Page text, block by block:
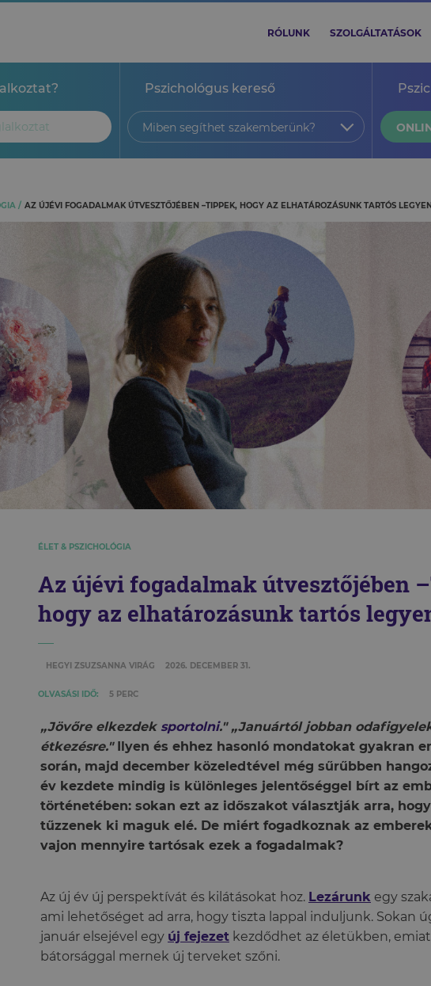
RÓLUNK SZOLGÁLTATÁSOK
Pszichológus kereső
Miben segíthet szakemberünk?
AZ ÚJÉVI FOGADALMAK ÚTVESZTŐJÉBEN –TIPPEK, HOGY AZ ELHATÁROZÁSUNK TARTÓS
ÉLET & PSZICHOLÓGIA
Az újévi fogadalmak útvesztőjében
hogy az elhatározásunk tartós
HEGYI ZSUZSANNA VIRÁG 2026. DECEMBER 31.
OLVASÁSI IDŐ: 5 PERC
„Jövőre elkezdek sportolni." „Januártól jobban
étkezésre."Ilyen és ehhez hasonló mondatokat gyakran
során, majd december közeledtével még sűrűbben
év kezdete mindig is különleges jelentőséggel bírt az
történetében: sokan ezt az időszakot választják arra,
tűzzenek ki maguk elé. De miért fogadkoznak az
vajon mennyire tartósak ezek a fogadalmak?
Az új év új perspektívát és kilátásokat hoz. Lezárunk egy
ami lehetőséget ad arra, hogy tiszta lappal induljunk. Sokan
január elsejével egy új fejezetkezdődhet az életükben,
bátorsággal mernek új terveket szőni.